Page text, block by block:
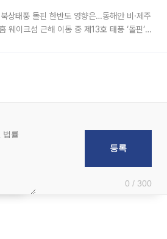
상태풍 돌핀 한반도 영향은…동해안 비·제주
웨이크섬 근해 이동 중 제13호 태풍 ‘돌핀’이
0 / 300